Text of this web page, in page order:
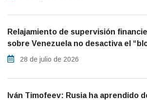
Relajamiento de supervisión
sobre Venezuela no desactiva el
28 de julio de 2026
Iván Timofeev: Rusia ha aprendido